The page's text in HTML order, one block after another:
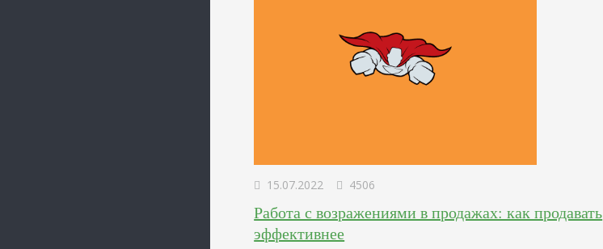
15.07.2022 4506
Работа с возражениями в продажах: как продавать
эффективнее